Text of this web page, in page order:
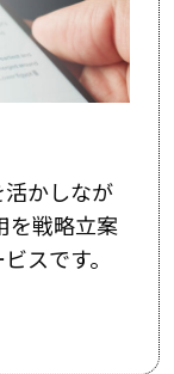
かしなが
を戦略立案
スです。